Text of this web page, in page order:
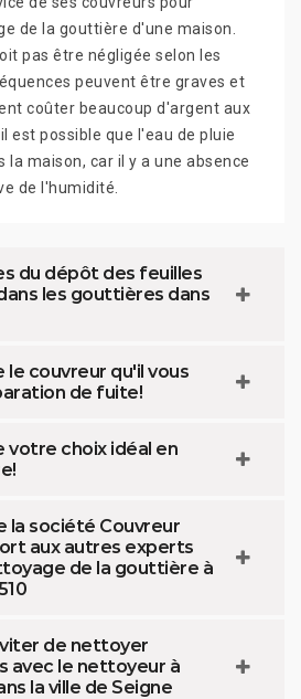
de la gouttière d'une maison.
pas être négligée selon les
peuvent être graves et
coûter beaucoup d'argent aux
est possible que l'eau de pluie
la maison, car il y a une absence
de l'humidité.
du dépôt des feuilles
les gouttières dans
le couvreur qu'il vous
de fuite!
votre choix idéal en
la société Couvreur
aux autres experts
de la gouttière à
de nettoyer
avec le nettoyeur à
la ville de Seigne